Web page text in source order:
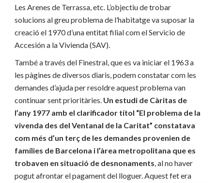
Les Arenes de Terrassa, etc. L’objectiu de trobar
solucions al greu problema de l’habitatge va suposar la
creació el 1970 d’una entitat filial com el Servicio de
Accesión a la Vivienda (SAV).
També a través del Finestral, que es va iniciar el 1963 a
les pàgines de diversos diaris, podem constatar com les
demandes d’ajuda per resoldre aquest problema van
continuar sent prioritàries. Un estudi de Càritas de
l’any 1977 amb el clarificador títol “El problema de la
vivenda des del Ventanal de la Caritat” constatava
com més d’un terç de les demandes provenien de
famílies de Barcelona i l’àrea metropolitana que es
trobaven en situació de desnonaments, al no haver
pogut afrontar el pagament del lloguer. Aquest fet era